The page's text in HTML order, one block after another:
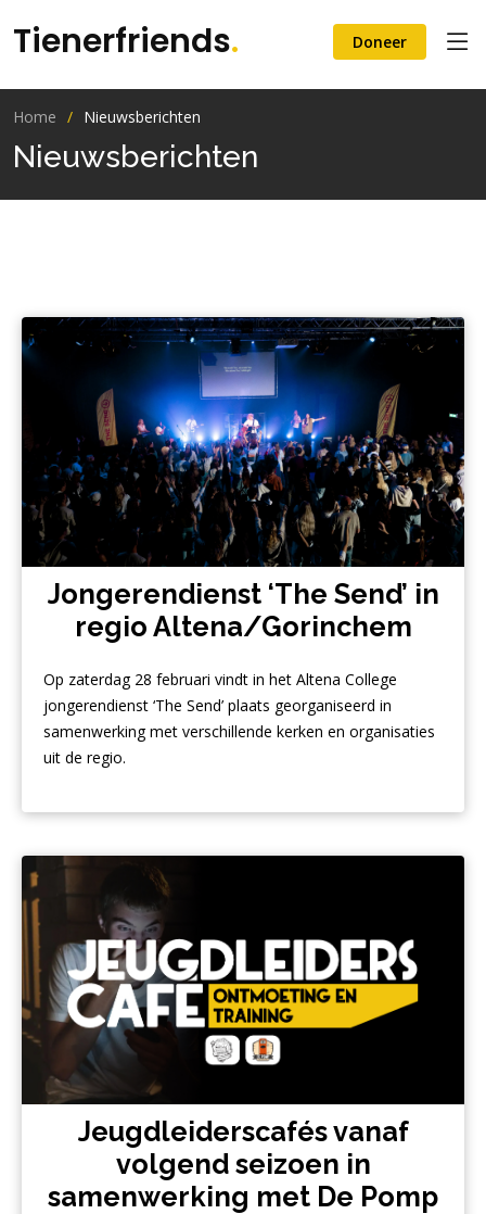
Tienerfriends. Doneer
Home Nieuwsberichten
Nieuwsberichten
Jongerendienst ‘The Send’ in
regio Altena/Gorinchem
Op zaterdag 28 februari vindt in het Altena College
jongerendienst ‘The Send’ plaats georganiseerd in
samenwerking met verschillende kerken en organisaties
uit de regio.
Jeugdleiderscafés vanaf
volgend seizoen in
samenwerking met De Pomp